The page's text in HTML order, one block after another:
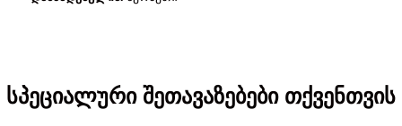
სპეციალური შეთავაზებები თქვენთვის